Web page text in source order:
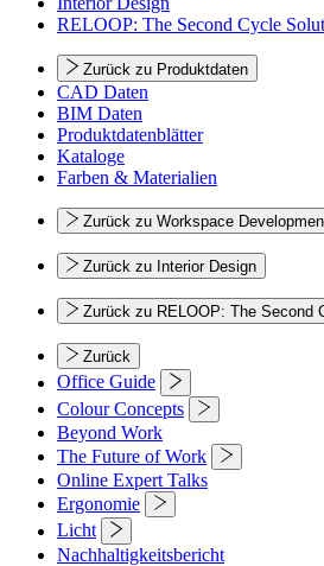
RELOOP: The Second Cycle
Zurück zu Produktdaten
CAD Daten
BIM Daten
Produktdatenblätter
Kataloge
Farben & Materialien
Zurück zu Workspace
Zurück zu Interior Design
Zurück zu RELOOP: The Second
Zurück
Office Guide
Colour Concepts
Beyond Work
The Future of Work
Online Expert Talks
Ergonomie
Licht
Nachhaltigkeitsbericht